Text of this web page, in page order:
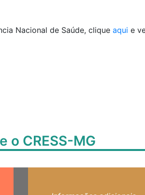
Nacional de Saúde, clique aqui e
o CRESS-MG